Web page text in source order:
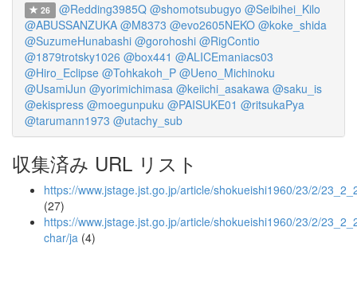
26 @Redding3985Q @shomotsubugyo @Seibihei_Kilo
@ABUSSANZUKA @M8373 @evo2605NEKO @koke_shida
@SuzumeHunabashi @gorohoshi @RigContio
@1879trotsky1026 @box441 @ALICEmaniacs03
@Hiro_Eclipse @Tohkakoh_P @Ueno_Michinoku
@UsamiJun @yorimichimasa @keiichi_asakawa @saku_is
@ekispress @moegunpuku @PAISUKE01 @ritsukaPya
@tarumann1973 @utachy_sub
収集済み URL リスト
https://www.jstage.jst.go.jp/article/shokueishi1960/23/2/
(27)
https://www.jstage.jst.go.jp/article/shokueishi1960/23/2/
char/ja (4)